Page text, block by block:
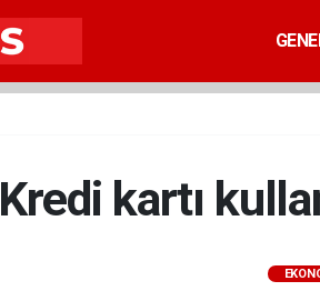
Kredi kartı